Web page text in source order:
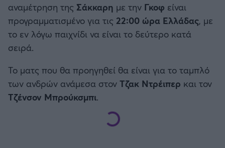
Μπάγερν Μονάχου
αναμέτρηση της Σάκκαρη με την Γκοφ είναι
προγραμματισμένο για τις 22:00 ώρα Ελλάδας, με
το εν λόγω παιχνίδι να είναι το δεύτερο κατά
σειρά.
Το ματς που θα προηγηθεί θα είναι για το ταμπλό
των ανδρών ανάμεσα στον Τζακ Ντρέιπερ και τον
Τζένσον Μπρούκσμπι.